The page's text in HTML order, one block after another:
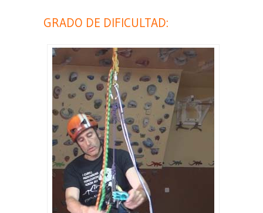
GRADO DE DIFICULTAD: